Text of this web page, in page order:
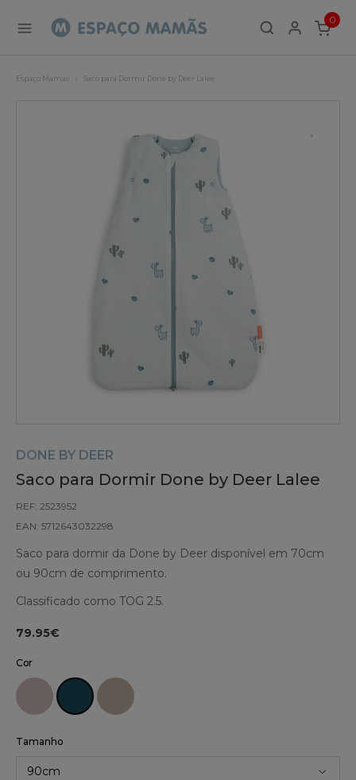
0
ITEMS
Espaço Mamãs Saco para Dormir Done by Deer Lalee
DONE BY DEER
Saco para Dormir Done by Deer Lalee
REF: 2523952
EAN: 5712643032298
Saco para dormir da Done by Deer disponível em 70cm
ou 90cm de comprimento.
Classificado como TOG 2.5.
79.95€
Cor
Tamanho
90cm